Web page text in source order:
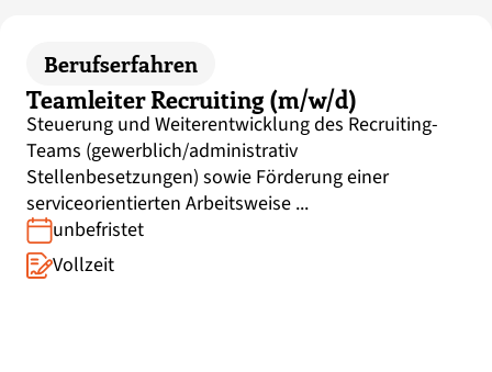
Berufserfahren
Teamleiter Recruiting (m/w/d)
Steuerung und Weiterentwicklung des Recruiting-
Teams (gewerblich/administrativ
Stellenbesetzungen) sowie Förderung einer
serviceorientierten Arbeitsweise ...
unbefristet
Vollzeit